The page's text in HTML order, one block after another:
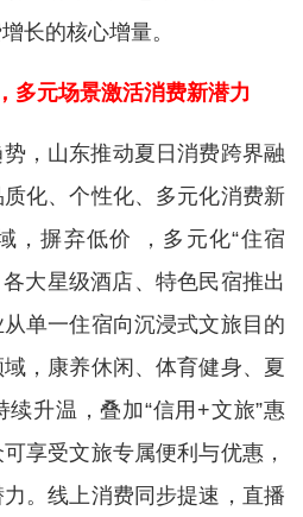
长的核心增量。
多元场景激活消费新潜力
，山东推动夏日消费跨界融
化、个性化、多元化消费新
，摒弃低价 ，多元化“住宿
大星级酒店、特色民宿推出
单一住宿向沉浸式文旅目的
，康养休闲、体育健身、夏
续升温，叠加“信用+文旅”惠
享受文旅专属便利与优惠，
。线上消费同步提速，直播